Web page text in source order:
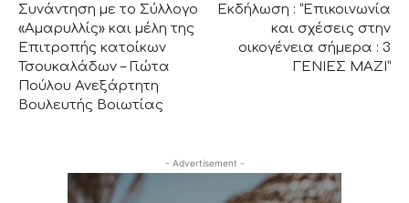
Συνάντηση με το Σύλλογο
«Αμαρυλλίς» και μέλη της
Επιτροπής κατοίκων
Τσουκαλάδων – Γιώτα
Πούλου Ανεξάρτητη
Βουλευτής Βοιωτίας
Εκδήλωση : “Eπικοινωνία
και σχέσεις στην
οικογένεια σήμερα : 3
ΓΕΝΙΕΣ ΜΑΖΙ”
- Advertisement -